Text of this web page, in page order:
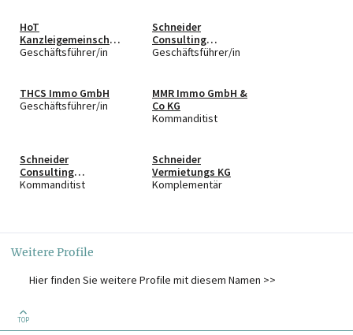
HoT
Kanzleigemeinschaft
GmbH
Geschäftsführer/in
Schneider
Consulting
Steuerberatungs
Geschäftsführer/in
THCS Immo GmbH
Geschäftsführer/in
MMR Immo GmbH &
Co KG
Kommanditist
Schneider
Consulting
Steuerberatungs
Kommanditist
Schneider
Vermietungs KG
Komplementär
Weitere Profile
Hier finden Sie weitere Profile mit diesem Namen >>
TOP